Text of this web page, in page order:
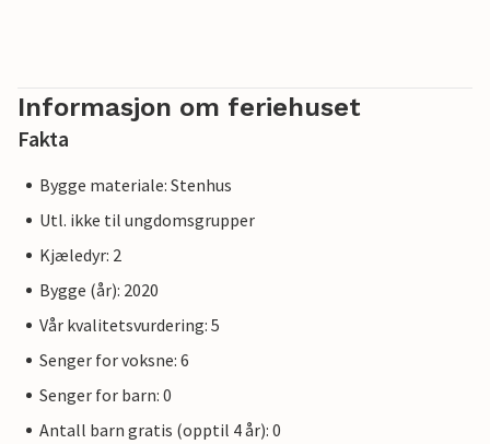
Informasjon om feriehuset
Fakta
Bygge materiale: Stenhus
Utl. ikke til ungdomsgrupper
Kjæledyr: 2
Bygge (år): 2020
Vår kvalitetsvurdering: 5
Senger for voksne: 6
Senger for barn: 0
Antall barn gratis (opptil 4 år): 0